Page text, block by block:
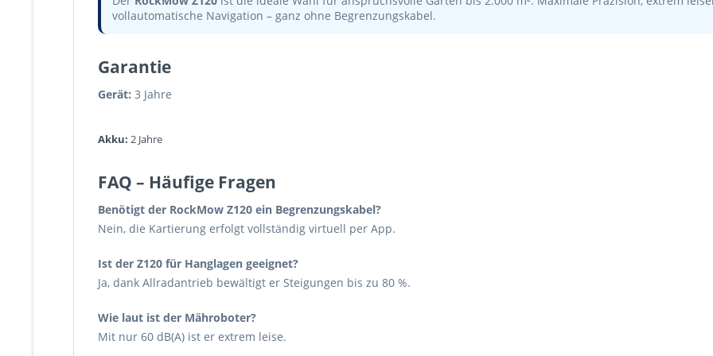
vollautomatische Navigation – ganz ohne Begrenzungskabel.
Garantie
Gerät: 3 Jahre
Akku: 2 Jahre
FAQ – Häufige Fragen
Benötigt der RockMow Z120 ein Begrenzungskabel?
Nein, die Kartierung erfolgt vollständig virtuell per App.
Ist der Z120 für Hanglagen geeignet?
Ja, dank Allradantrieb bewältigt er Steigungen bis zu 80 %.
Wie laut ist der Mähroboter?
Mit nur 60 dB(A) ist er extrem leise.